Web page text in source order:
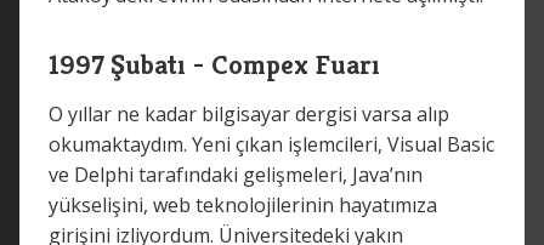
1997 Şubatı - Compex Fuarı
O yıllar ne kadar bilgisayar dergisi varsa alıp
okumaktaydım. Yeni çıkan işlemcileri, Visual Basic
ve Delphi tarafındaki gelişmeleri, Java’nın
yükselişini, web teknolojilerinin hayatımıza
girişini izliyordum. Üniversitedeki yakın